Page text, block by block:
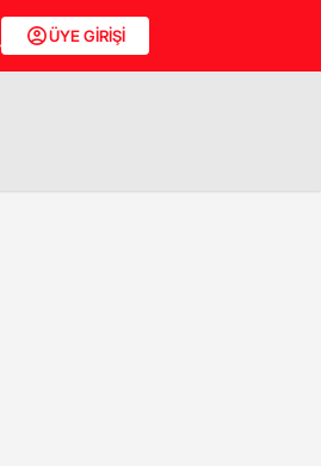
ÜYE GİRİŞİ